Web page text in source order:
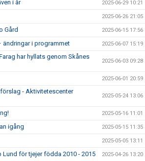
i år 2025-06-29 10:21
2025-06-26 21:05
Gård 2025-06-15 17:56
ändringar i programmet 2025-06-07 15:19
har hyllats genom Skånes
2025-06-03 09:28
2025-06-01 20:59
- Aktivitetescenter
2025-05-24 13:06
2025-05-16 11:01
igång 2025-05-15 11:35
2025-05-05 13:11
Lund för tjejer födda 2010 - 2015 2025-04-26 13:20